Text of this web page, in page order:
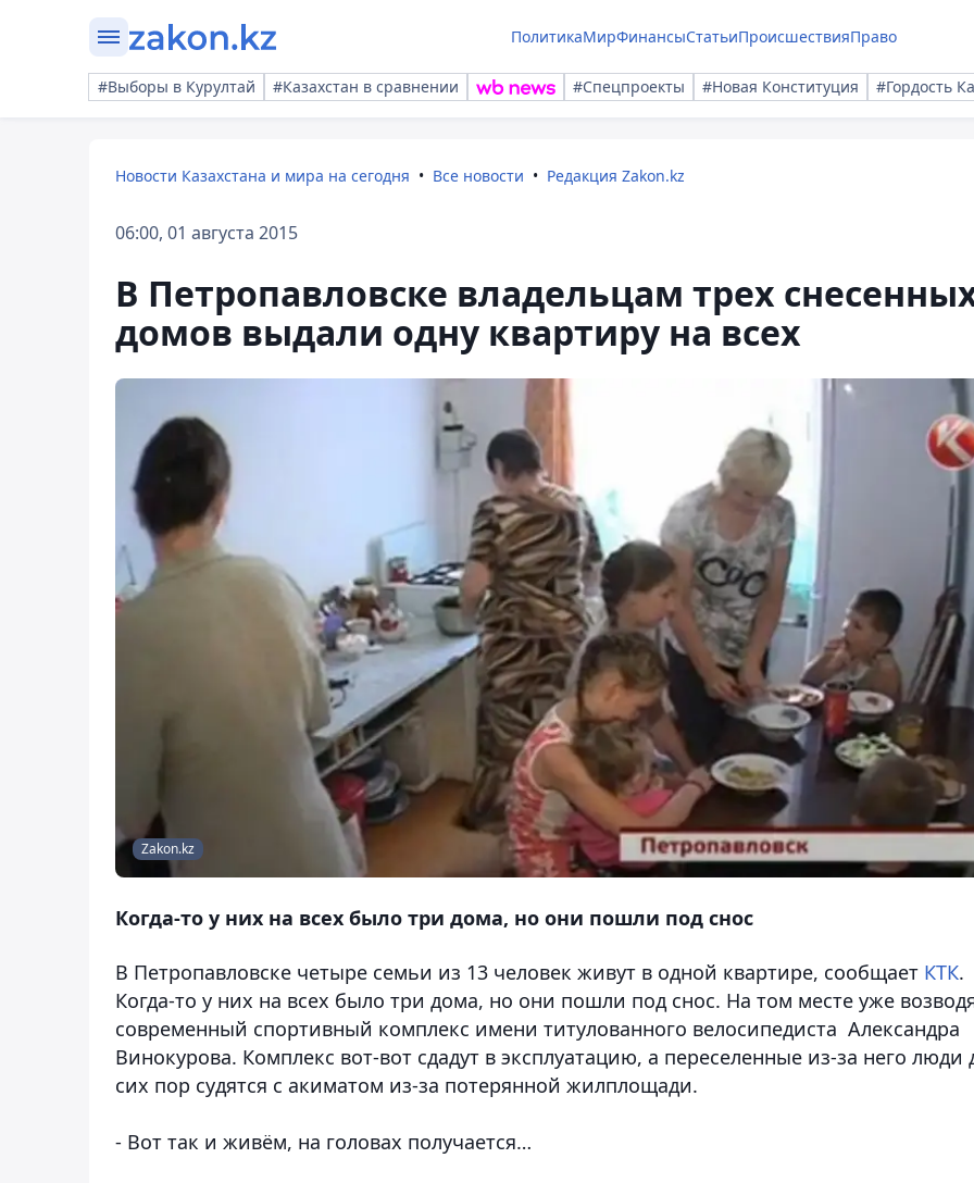
ПолитикаМирФинансыСтатьиПроисшествияПраво
#Выборы в Курултай #Казахстан в сравнении #Спецпроекты #Новая Конституция #Гордость
Новости Казахстана и мира на сегодня Все новости Редакция Zakon.kz
06:00, 01 августа 2015
В Петропавловске владельцам трех
домов выдали одну квартиру на всех
Zakon.kz
Когда-то у них на всех было три дома, но они пошли под снос
В Петропавловске четыре семьи из 13 человек живут в одной квартире, сообщает КТК.
Когда-то у них на всех было три дома, но они пошли под снос. На том месте уже
современный спортивный комплекс имени титулованного велосипедиста Александра
Винокурова. Комплекс вот-вот сдадут в эксплуатацию, а переселенные из-за него люди
сих пор судятся с акиматом из-за потерянной жилплощади.
- Вот так и живём, на головах получается…